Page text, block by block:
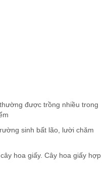
được trồng nhiều trong
sinh bất lão, lười chăm
hoa giấy. Cây hoa giấy hợp